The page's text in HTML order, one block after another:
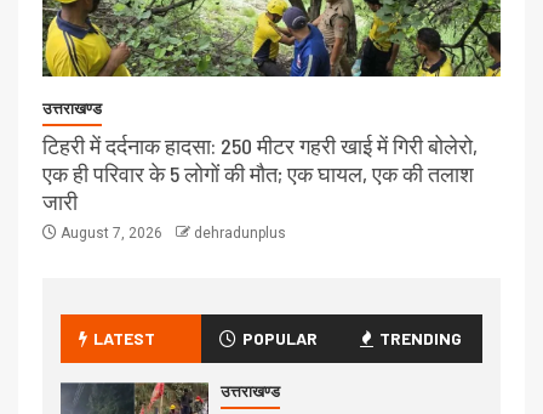
उत्तराखण्ड
टिहरी में दर्दनाक हादसा: 250 मीटर गहरी खाई में गिरी बोलेरो,
एक ही परिवार के 5 लोगों की मौत; एक घायल, एक की तलाश
जारी
August 7, 2026 dehradunplus
LATEST POPULAR TRENDING
उत्तराखण्ड